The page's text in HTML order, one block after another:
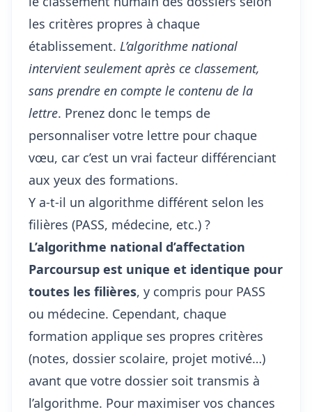
les critères propres à chaque
établissement. L’algorithme national
intervient seulement après ce classement,
sans prendre en compte le contenu de la
lettre. Prenez donc le temps de
personnaliser votre lettre pour chaque
vœu, car c’est un vrai facteur différenciant
aux yeux des formations.
Y a-t-il un algorithme différent selon les
filières (PASS, médecine, etc.) ?
L’algorithme national d’affectation
Parcoursup est unique et identique pour
toutes les filières, y compris pour PASS
ou médecine. Cependant, chaque
formation applique ses propres critères
(notes, dossier scolaire, projet motivé…)
avant que votre dossier soit transmis à
l’algorithme. Pour maximiser vos chances